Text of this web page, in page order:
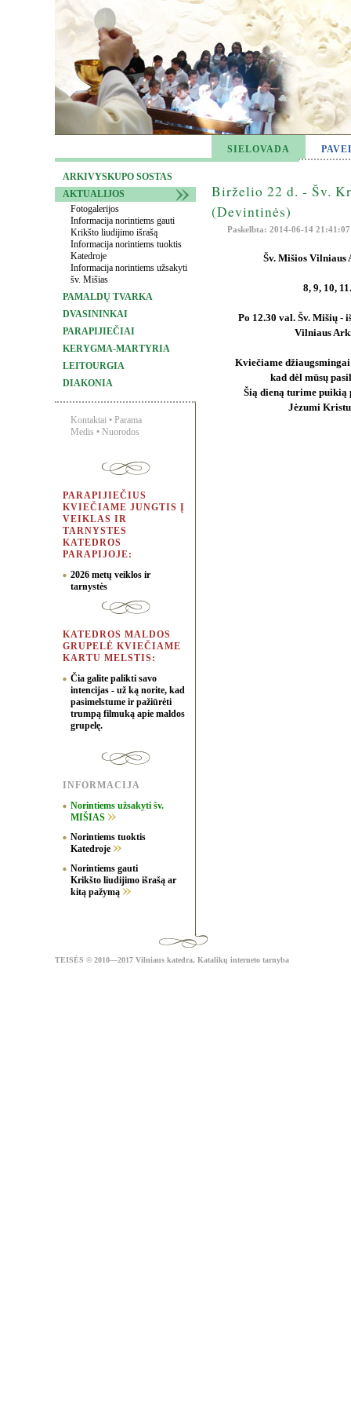
SIELOVADA
ARKIVYSKUPO SOSTAS
AKTUALIJOS
Fotogalerijos
Informacija norintiems gauti
Krikšto liudijimo išrašą
Informacija norintiems tuoktis
Katedroje
Informacija norintiems užsakyti
šv. Mišias
PAMALDŲ TVARKA
DVASININKAI
PARAPIJIEČIAI
KERYGMA-MARTYRIA
LEITOURGIA
DIAKONIA
Kontaktai • Parama
Medis • Nuorodos
PARAPIJIEČIUS
KVIEČIAME JUNGTIS Į
VEIKLAS IR
TARNYSTES
KATEDROS
PARAPIJOJE:
2026 metų veiklos ir
tarnystės
KATEDROS MALDOS
GRUPELĖ KVIEČIAME
KARTU MELSTIS:
Čia galite palikti savo
intencijas - už ką norite, kad
pasimelstume ir pažiūrėti
trumpą filmuką apie maldos
grupelę.
INFORMACIJA
Norintiems užsakyti šv.
MIŠIAS
Norintiems tuoktis
Katedroje
Norintiems gauti
Krikšto liudijimo išrašą ar
kitą pažymą
Birželio 22 d. - Šv.
(Devintinės)
Paskelbta: 2014-06-14 21:41:07
Šv. Mišios
8, 9, 10,
Po 12.30 val. Šv. Mišių -
Vilniaus
Kviečiame
kad dėl mūsų
Šią dieną turime
Jėzumi
TEISĖS © 2010—2017 Vilniaus katedra, Katalikų interneto tarnyba